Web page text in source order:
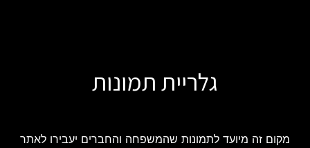
גלריית תמונות
מקום זה מיועד לתמונות שהמשפחה והחברים יעבירו לאתר